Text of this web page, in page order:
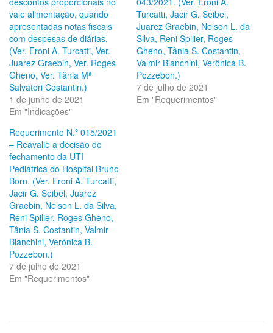
vale alimentação, quando
apresentadas notas fiscais
com despesas de diárias.
(Ver. Eroni A. Turcatti, Ver.
Juarez Graebin, Ver. Roges
Gheno, Ver. Tânia Mª
Salvatori Costantin.)
1 de junho de 2021
Em "Indicações"
Turcatti, Jacir G. Seibel,
Juarez Graebin, Nelson L. da
Silva, Reni Spilier, Roges
Gheno, Tânia S. Costantin,
Valmir Bianchini, Verônica B.
Pozzebon.)
7 de julho de 2021
Em "Requerimentos"
Requerimento N.º 015/2021
– Reavalie a decisão do
fechamento da UTI
Pediátrica do Hospital Bruno
Born. (Ver. Eroni A. Turcatti,
Jacir G. Seibel, Juarez
Graebin, Nelson L. da Silva,
Reni Spilier, Roges Gheno,
Tânia S. Costantin, Valmir
Bianchini, Verônica B.
Pozzebon.)
7 de julho de 2021
Em "Requerimentos"